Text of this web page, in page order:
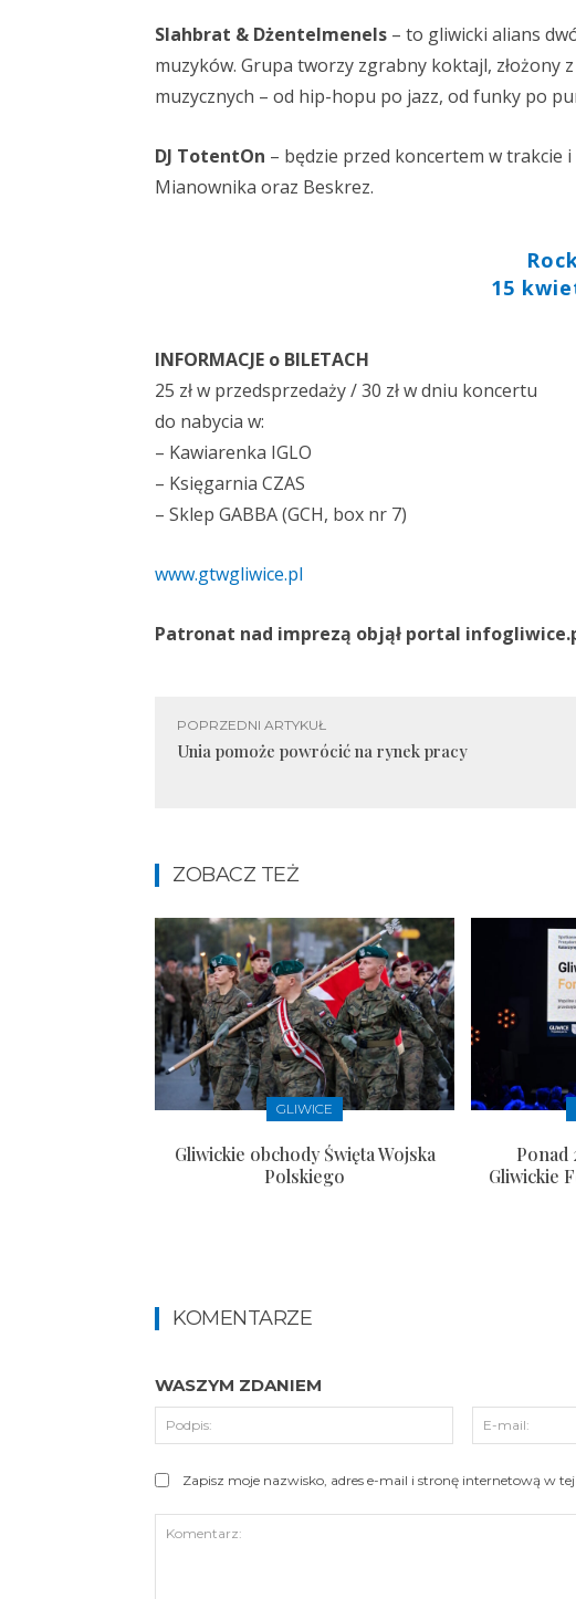
Slahbrat & Dżentelmenels – to gliwicki alians
muzyków. Grupa tworzy zgrabny koktajl, złożony
muzycznych – od hip-hopu po jazz, od funky po
DJ TotentOn – będzie przed koncertem w trakcie
Mianownika oraz Beskrez.
15
INFORMACJE o BILETACH
25 zł w przedsprzedaży / 30 zł w dniu koncertu
do nabycia w:
– Kawiarenka IGLO
– Księgarnia CZAS
– Sklep GABBA (GCH, box nr 7)
www.gtwgliwice.pl
Patronat nad imprezą objął portal
POPRZEDNI ARTYKUŁ
Unia pomoże powrócić na rynek pracy
ZOBACZ TEŻ
GLIWICE
Gliwickie obchody Święta Wojska
Polskiego
Ponad
Gliwickie
KOMENTARZE
WASZYM ZDANIEM
Podpis:
Zapisz moje nazwisko, adres e-mail i stronę internetową w